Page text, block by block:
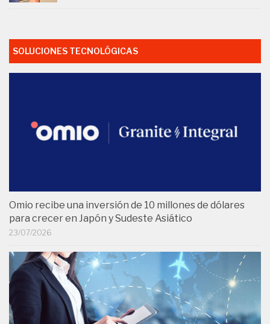
SOLUCIONES TECNOLÓGICAS
Omio recibe una inversión de 10 millones de dólares
para crecer en Japón y Sudeste Asiático
23/07/2026